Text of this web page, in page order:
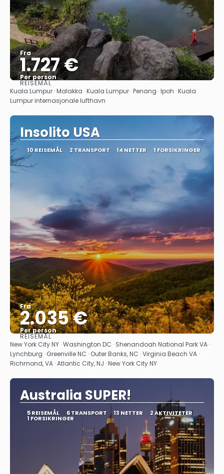
Fra
1.727 €
Per person
Se
REISEMÅL
Kuala Lumpur · Malakka · Kuala Lumpur · Penang · Ipoh · Kuala
Lumpur internasjonale lufthavn
Insolito USA
10 REISEMÅL 2 TRANSPORT 14 NETTER 1 FORSIKRINGER
Fra
2.035 €
Per person
Se
REISEMÅL
New York City NY · Washington DC · Shenandoah National Park VA ·
Lynchburg · Greenville NC · Outer Banks, NC · Virginia Beach VA ·
Richmond, VA · Atlantic City, NJ · New York City NY
Australia SUPER!
5 REISEMÅL 6 TRANSPORT 13 NETTER 2 AKTIVITETER
1 FORSIKRINGER